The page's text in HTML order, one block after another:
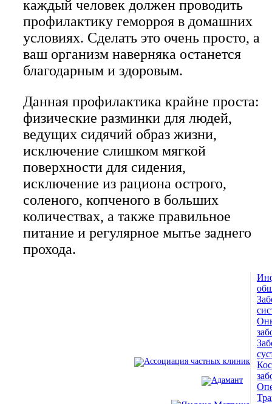
каждый человек должен проводить
профилактику геморроя в домашних
условиях. Сделать это очень просто, а
ваш организм наверняка останется
благодарным и здоровым.
Данная профилактика крайне проста:
физические разминки для людей,
ведущих сидячий образ жизни,
исключение слишком мягкой
поверхности для сидения,
исключение из рациона острого,
соленого, копченого в больших
количествах, а также правильное
питание и регулярное мытье заднего
прохода.